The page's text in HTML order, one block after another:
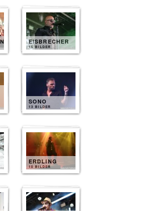
EISBRECHER
15 BILDER
SONO
13 BILDER
ERDLING
10 BILDER